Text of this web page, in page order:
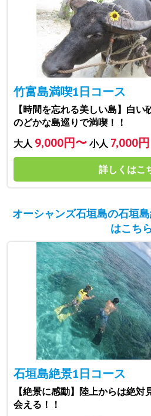
竹富島満喫1日コース
【時間を忘れる美しい島】白い
のどかな島巡りで満喫！！
大人 9,000円〜 小人 7,000円
詳しくはこ
オーシャンズ石垣島の石垣
はこちら
石垣島絶景1日コース
【絶景に感動】陸上からは絶
会える！！